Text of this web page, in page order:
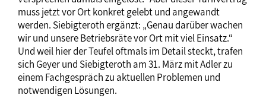
muss jetzt vor Ort konkret gelebt und angewandt
werden. Siebigteroth ergänzt: „Genau darüber wachen
wir und unsere Betriebsräte vor Ort mit viel Einsatz.“
Und weil hier der Teufel oftmals im Detail steckt, trafen
sich Geyer und Siebigteroth am 31. März mit Adler zu
einem Fachgespräch zu aktuellen Problemen und
notwendigen Lösungen.